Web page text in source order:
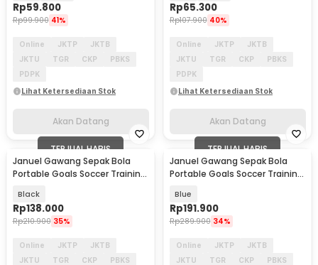
Rp59.800
Rp99.900 41%
Online JKTP
JKTB
JKTU
TGR CKP
PBKS
PDPK
Lihat Ketersediaan Stok
Akan Datang
Rp65.300
Rp107.900 40%
Online JKTP
JKTB
JKTU
TGR CKP
PBKS
PDPK
Lihat Ketersediaan Stok
Akan Datang
TERJUAL HABIS
Januel Gawang Sepak Bola
Portable Goals Soccer Training
Black
Rp138.000
Rp210.900 35%
Online JKTP
JKTB
JKTU
TGR CKP
PBKS
TERJUAL HABIS
Januel Gawang Sepak Bola
Portable Goals Soccer Training
Blue
Rp191.900
Rp289.900 34%
Online JKTP
JKTB
JKTU
TGR CKP
PBKS